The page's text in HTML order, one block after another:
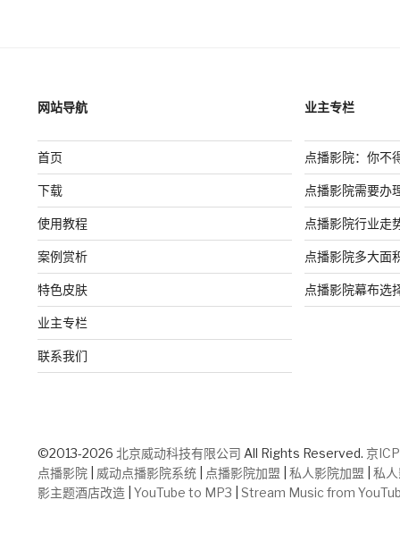
网站导航
首页
下载
使用教程
案例赏析
特色皮肤
业主专栏
联系我们
业主专栏
点播影院：你不
点播影院需要办
点播影院行业走
点播影院多大面
点播影院幕布选
©2013-2026 北京威动科技有限公司 All Rights Reserved. 京
点播影院
威动点播影院系统 点播影院加盟 私人影院加盟
私
影主题酒店改造 YouTube to MP3 Stream Music from